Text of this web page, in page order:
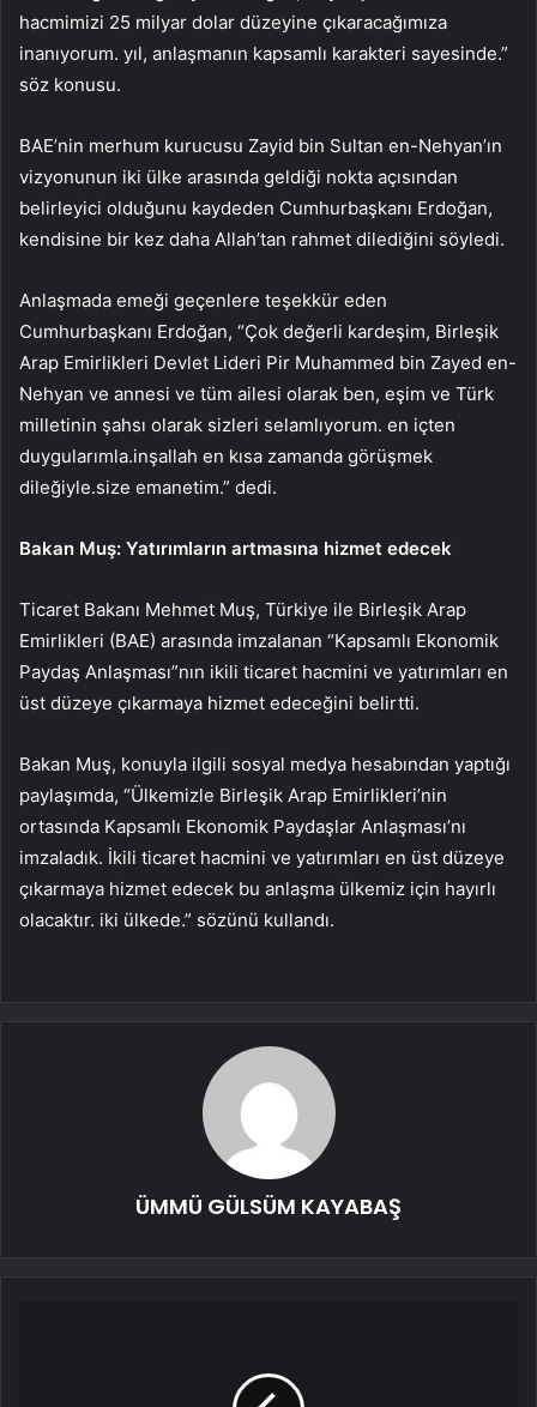
hacmimizi 25 milyar dolar düzeyine çıkaracağımıza
inanıyorum. yıl, anlaşmanın kapsamlı karakteri sayesinde.”
söz konusu.
BAE’nin merhum kurucusu Zayid bin Sultan en-Nehyan’ın
vizyonunun iki ülke arasında geldiği nokta açısından
belirleyici olduğunu kaydeden Cumhurbaşkanı Erdoğan,
kendisine bir kez daha Allah’tan rahmet dilediğini söyledi.
Anlaşmada emeği geçenlere teşekkür eden
Cumhurbaşkanı Erdoğan, “Çok değerli kardeşim, Birleşik
Arap Emirlikleri Devlet Lideri Pir Muhammed bin Zayed en-
Nehyan ve annesi ve tüm ailesi olarak ben, eşim ve Türk
milletinin şahsı olarak sizleri selamlıyorum. en içten
duygularımla.inşallah en kısa zamanda görüşmek
dileğiyle.size emanetim.” dedi.
Bakan Muş: Yatırımların artmasına hizmet edecek
Ticaret Bakanı Mehmet Muş, Türkiye ile Birleşik Arap
Emirlikleri (BAE) arasında imzalanan “Kapsamlı Ekonomik
Paydaş Anlaşması”nın ikili ticaret hacmini ve yatırımları en
üst düzeye çıkarmaya hizmet edeceğini belirtti.
Bakan Muş, konuyla ilgili sosyal medya hesabından yaptığı
paylaşımda, “Ülkemizle Birleşik Arap Emirlikleri’nin
ortasında Kapsamlı Ekonomik Paydaşlar Anlaşması’nı
imzaladık. İkili ticaret hacmini ve yatırımları en üst düzeye
çıkarmaya hizmet edecek bu anlaşma ülkemiz için hayırlı
olacaktır. iki ülkede.” sözünü kullandı.
ÜMMÜ GÜLSÜM KAYABAŞ